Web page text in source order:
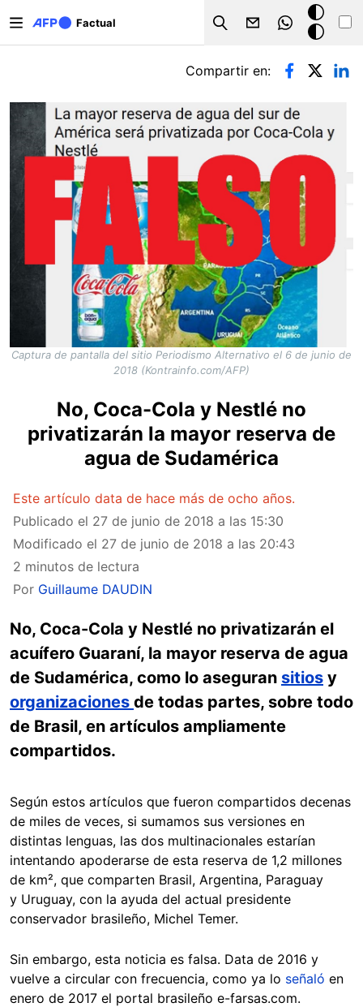
Factual
Search
Modo
oscuro
Solapas principales
Compartir en:
Captura de pantalla del sitio Periodismo Alternativo el 6 de junio de
2018 (Kontrainfo.com/AFP)
No, Coca-Cola y Nestlé no
privatizarán la mayor reserva de
agua de Sudamérica
Este artículo data de hace más de ocho años.
Publicado el 27 de junio de 2018 a las 15:30
Modificado el 27 de junio de 2018 a las 20:43
2 minutos de lectura
Por Guillaume DAUDIN
No, Coca-Cola y Nestlé no privatizarán el
acuífero Guaraní, la mayor reserva de agua
de Sudamérica, como lo aseguran sitios y
organizaciones de todas partes, sobre todo
de Brasil, en artículos ampliamente
compartidos.
Según estos artículos que fueron compartidos decenas
de miles de veces, si sumamos sus versiones en
distintas lenguas, las dos multinacionales estarían
intentando apoderarse de esta reserva de 1,2 millones
de km², que comparten Brasil, Argentina, Paraguay
y Uruguay, con la ayuda del actual presidente
conservador brasileño, Michel Temer.
Sin embargo, esta noticia es falsa. Data de 2016 y
vuelve a circular con frecuencia, como ya lo señaló en
enero de 2017 el portal brasileño e-farsas.com.